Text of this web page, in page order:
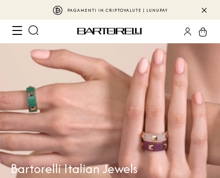
PAGAMENTI IN CRIPTOVALUTE | LUNUPAY
Bartorelli Italian Jewels